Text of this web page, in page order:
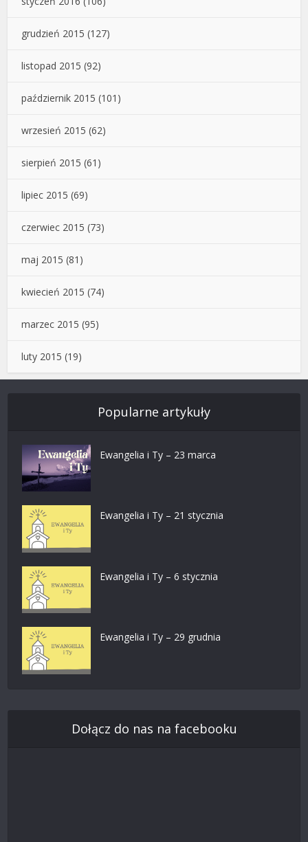
grudzień 2015 (127)
listopad 2015 (92)
październik 2015 (101)
wrzesień 2015 (62)
sierpień 2015 (61)
lipiec 2015 (69)
czerwiec 2015 (73)
maj 2015 (81)
kwiecień 2015 (74)
marzec 2015 (95)
luty 2015 (19)
Popularne artykuły
Ewangelia i Ty – 23 marca
Ewangelia i Ty – 21 stycznia
Ewangelia i Ty – 6 stycznia
Ewangelia i Ty – 29 grudnia
Dołącz do nas na facebooku